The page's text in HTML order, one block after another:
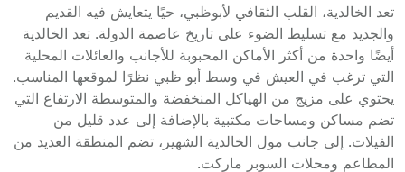
تعد الخالدية، القلب الثقافي لأبوظبي، حيًا يتعايش فيه القديم
والجديد مع تسليط الضوء على تاريخ عاصمة الدولة. تعد الخالدية
أيضًا واحدة من أكثر الأماكن المحبوبة للأجانب والعائلات المحلية
التي ترغب في العيش في وسط أبو ظبي نظرًا لموقعها المناسب.
يحتوي على مزيج من الهياكل المنخفضة والمتوسطة الارتفاع التي
تضم مساكن ومساحات مكتبية بالإضافة إلى عدد قليل من
الفيلات. إلى جانب مول الخالدية الشهير، تضم المنطقة العديد من
المطاعم ومحلات السوبر ماركت.